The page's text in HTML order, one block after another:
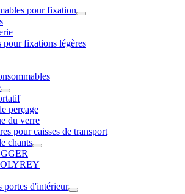
pour fixation
pour fixations légères
perçage
du verre
pour caisses de transport
chants
portes d'intérieur